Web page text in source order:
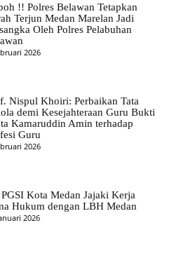
!! Polres Belawan Tetapkan
Terjun Medan Marelan Jadi
Oleh Polres Pelabuhan
2026
Nispul Khoiri: Perbaikan Tata
demi Kesejahteraan Guru Bukti
Kamaruddin Amin terhadap
Guru
2026
Kota Medan Jajaki Kerja
Hukum dengan LBH Medan
2026